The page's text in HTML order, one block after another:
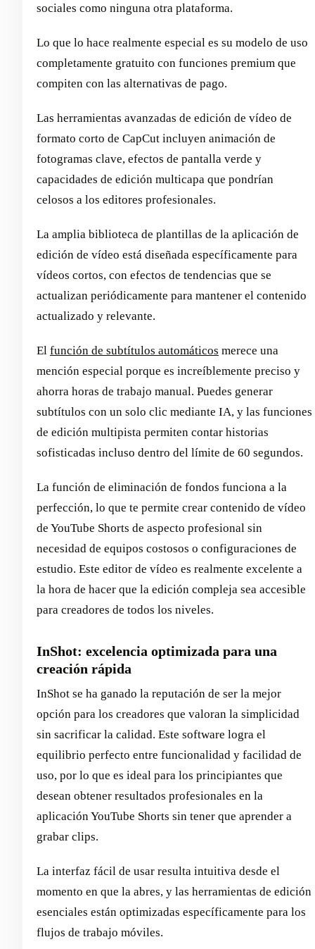
sociales como ninguna otra plataforma.
Lo que lo hace realmente especial es su modelo de uso
completamente gratuito con funciones premium que
compiten con las alternativas de pago.
Las herramientas avanzadas de edición de vídeo de
formato corto de CapCut incluyen animación de
fotogramas clave, efectos de pantalla verde y
capacidades de edición multicapa que pondrían
celosos a los editores profesionales.
La amplia biblioteca de plantillas de la aplicación de
edición de vídeo está diseñada específicamente para
vídeos cortos, con efectos de tendencias que se
actualizan periódicamente para mantener el contenido
actualizado y relevante.
El función de subtítulos automáticos merece una
mención especial porque es increíblemente preciso y
ahorra horas de trabajo manual. Puedes generar
subtítulos con un solo clic mediante IA, y las funciones
de edición multipista permiten contar historias
sofisticadas incluso dentro del límite de 60 segundos.
La función de eliminación de fondos funciona a la
perfección, lo que te permite crear contenido de vídeo
de YouTube Shorts de aspecto profesional sin
necesidad de equipos costosos o configuraciones de
estudio. Este editor de vídeo es realmente excelente a
la hora de hacer que la edición compleja sea accesible
para creadores de todos los niveles.
InShot: excelencia optimizada para una
creación rápida
InShot se ha ganado la reputación de ser la mejor
opción para los creadores que valoran la simplicidad
sin sacrificar la calidad. Este software logra el
equilibrio perfecto entre funcionalidad y facilidad de
uso, por lo que es ideal para los principiantes que
desean obtener resultados profesionales en la
aplicación YouTube Shorts sin tener que aprender a
grabar clips.
La interfaz fácil de usar resulta intuitiva desde el
momento en que la abres, y las herramientas de edición
esenciales están optimizadas específicamente para los
flujos de trabajo móviles.